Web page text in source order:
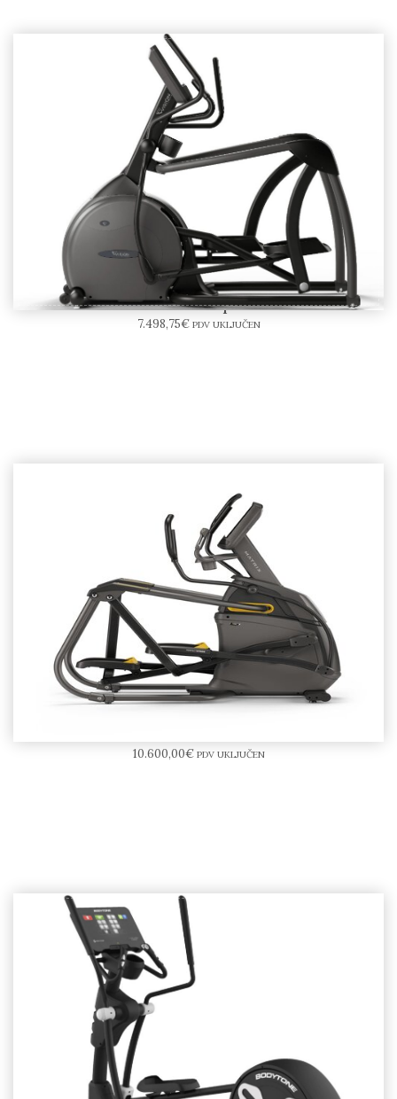
VISION – S600E – eliptični trenažer
7.498,75€ PDV UKLJUČEN
10.600,00€ PDV UKLJUČEN